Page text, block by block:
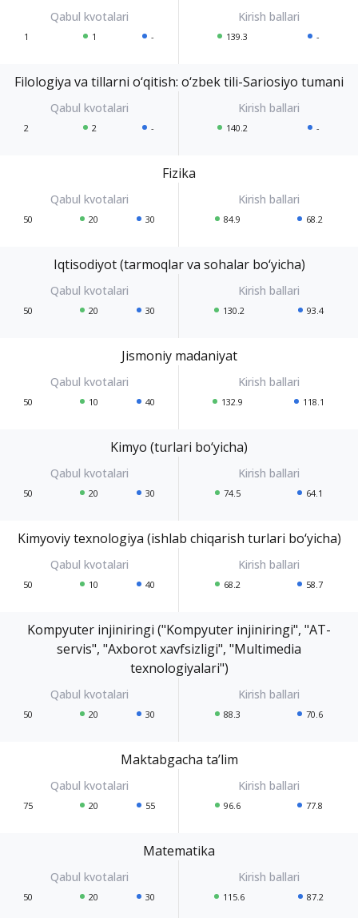
1 1 - 139.3 -
Filologiya va tillarni o‘qitish: o‘zbek tili-Sariosiyo tumani
2 2 - 140.2 -
Fizika
50 20 30 84.9 68.2
Iqtisodiyot (tarmoqlar va sohalar bo‘yicha)
50 20 30 130.2 93.4
Jismoniy madaniyat
50 10 40 132.9 118.1
Kimyo (turlari bo‘yicha)
50 20 30 74.5 64.1
Kimyoviy texnologiya (ishlab chiqarish turlari bo‘yicha)
50 10 40 68.2 58.7
Kompyuter injiniringi ("Kompyuter injiniringi", "AT-
servis", "Axborot xavfsizligi", "Multimedia
texnologiyalari")
50 20 30 88.3 70.6
Maktabgacha ta’lim
75 20 55 96.6 77.8
Matematika
50 20 30 115.6 87.2